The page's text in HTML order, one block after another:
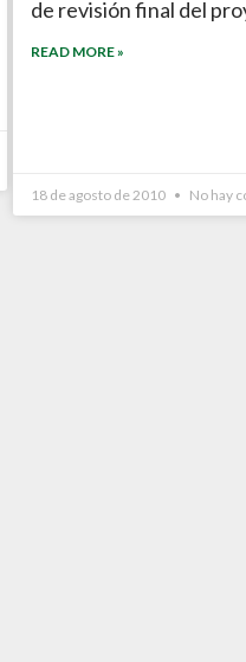
de revisión final del
READ MORE »
18 de agosto de 2010 No hay